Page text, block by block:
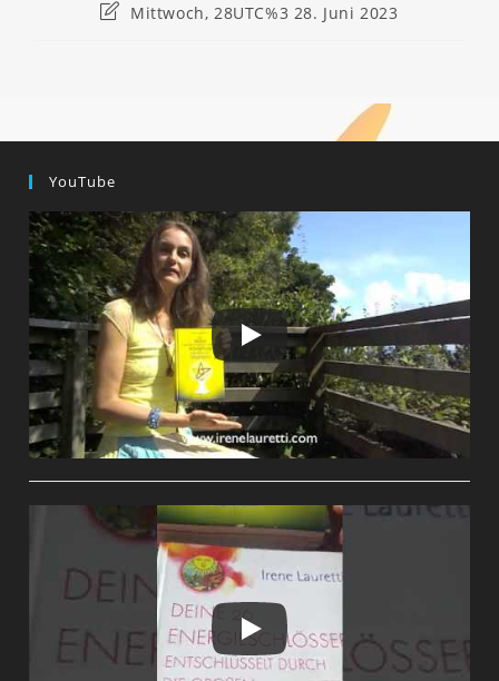
BeitragMittwoch, 28UTC%3 28. Juni 2023
YouTube